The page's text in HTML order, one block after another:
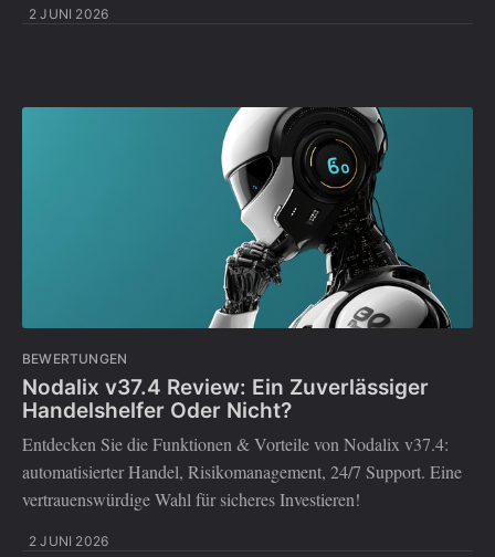
2 JUNI 2026
BEWERTUNGEN
Nodalix v37.4 Review: Ein Zuverlässiger
Handelshelfer Oder Nicht?
Entdecken Sie die Funktionen & Vorteile von Nodalix v37.4:
automatisierter Handel, Risikomanagement, 24/7 Support. Eine
vertrauenswürdige Wahl für sicheres Investieren!
2 JUNI 2026